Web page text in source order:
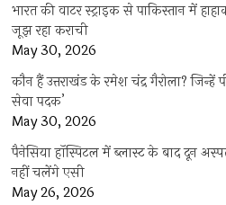
भारत की वाटर स्ट्राइक से पाकिस्तान में
जूझ रहा कराची
May 30, 2026
कौन हैं उत्तराखंड के रमेश चंद्र गैरोला? जिन्हें
सेवा पदक’
May 30, 2026
पैनेसिया हॉस्पिटल में ब्लास्ट के बाद दून
नहीं चलेंगे एसी
May 26, 2026